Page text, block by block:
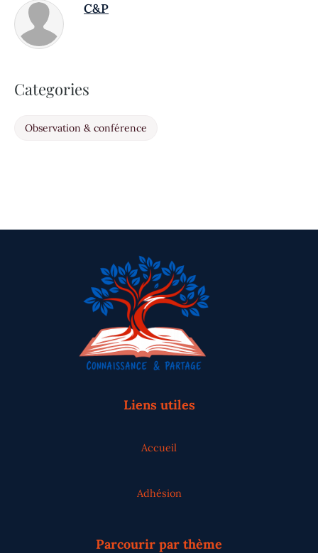
C&P
Categories
Observation & conférence
Liens utiles
Accueil
Adhésion
Parcourir par thème